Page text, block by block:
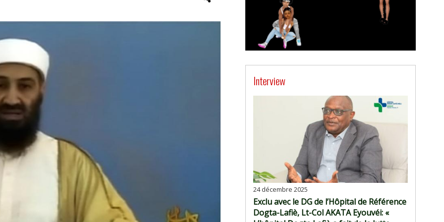
Interview
24 décembre 2025
Exclu avec le DG de l’Hôpital de Référence
Dogta-Lafiè, Lt-Col AKATA Eyouvéi: «